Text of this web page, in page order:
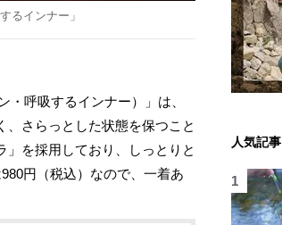
るインナー」
呼吸するインナー）」は、
さらっとした状態を保つこと
を採用しており、しっとりと
円（税込）なので、一着あ
人気記事